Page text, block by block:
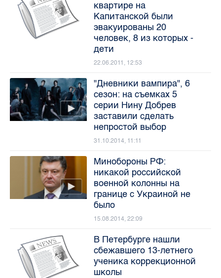
квартире на
Капитанской были
эвакуированы 20
человек, 8 из которых -
дети
22.06.2011, 12:53
"Дневники вампира", 6
сезон: на съемках 5
серии Нину Добрев
заставили сделать
непростой выбор
31.10.2014, 11:11
Минобороны РФ:
никакой российской
военной колонны на
границе с Украиной не
было
15.08.2014, 22:09
В Петербурге нашли
сбежавшего 13-летнего
ученика коррекционной
школы